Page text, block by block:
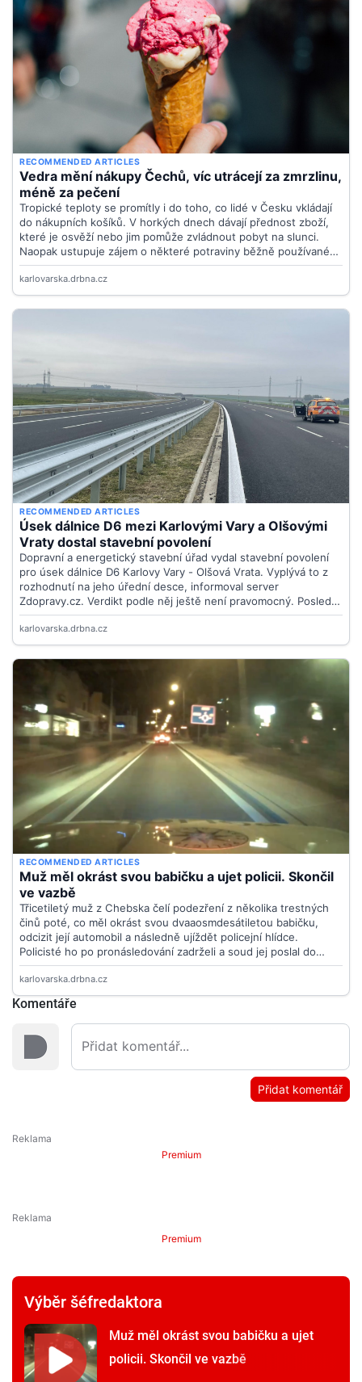
Komentáře
Přidat komentář
Premium
Premium
Výběr šéfredaktora
Muž měl okrást svou babičku a ujet
policii. Skončil ve vazbě